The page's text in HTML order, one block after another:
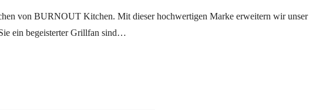
von BURNOUT Kitchen. Mit dieser hochwertigen Marke erweitern wir unser
ein begeisterter Grillfan sind…